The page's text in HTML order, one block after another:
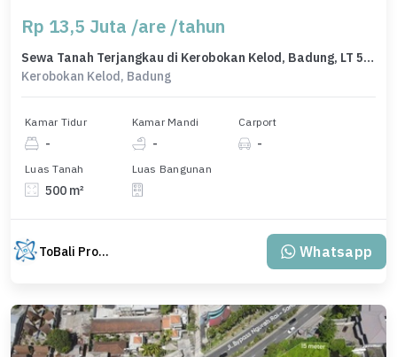
Rp 13,5 Juta /are /tahun
Sewa Tanah Terjangkau di Kerobokan Kelod, Badung, LT 500m²
Kerobokan Kelod, Badung
Kamar Tidur
-
Kamar Mandi
-
Carport
-
Luas Tanah
500 m²
Luas Bangunan
ToBali Property Whatsapp